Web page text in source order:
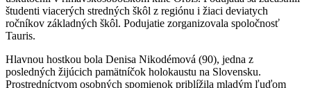
študenti viacerých stredných škôl z regiónu i žiaci deviatych
ročníkov základných škôl. Podujatie zorganizovala spoločnosť
Tauris.
Hlavnou hostkou bola Denisa Nikodémová (90), jedna z
posledných žijúcich pamätníčok holokaustu na Slovensku.
Prostredníctvom osobných spomienok priblížila mladým ľuďom